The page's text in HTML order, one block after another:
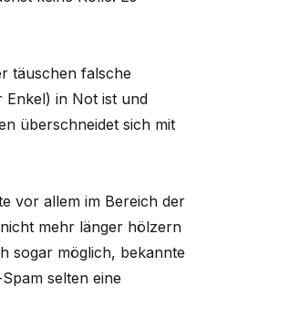
täuschen falsche
Enkel) in Not ist und
überschneidet sich mit
vor allem im Bereich der
mehr länger hölzern
sogar möglich, bekannte
selten eine